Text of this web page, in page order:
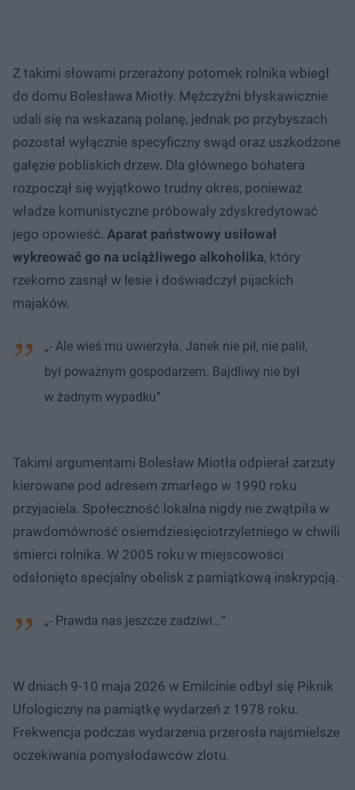
Z takimi słowami przerażony potomek rolnika wbiegł
do domu Bolesława Miotły. Mężczyźni błyskawicznie
udali się na wskazaną polanę, jednak po przybyszach
pozostał wyłącznie specyficzny swąd oraz uszkodzone
gałęzie pobliskich drzew. Dla głównego bohatera
rozpoczął się wyjątkowo trudny okres, ponieważ
władze komunistyczne próbowały zdyskredytować
jego opowieść. Aparat państwowy usiłował
wykreować go na uciążliwego alkoholika, który
rzekomo zasnął w lesie i doświadczył pijackich
majaków.
„- Ale wieś mu uwierzyła. Janek nie pił, nie palił,
był poważnym gospodarzem. Bajdliwy nie był
w żadnym wypadku”
Takimi argumentami Bolesław Miotła odpierał zarzuty
kierowane pod adresem zmarłego w 1990 roku
przyjaciela. Społeczność lokalna nigdy nie zwątpiła w
prawdomówność osiemdziesięciotrzyletniego w chwili
śmierci rolnika. W 2005 roku w miejscowości
odsłonięto specjalny obelisk z pamiątkową inskrypcją.
„- Prawda nas jeszcze zadziwi...”
W dniach 9-10 maja 2026 w Emilcinie odbył się Piknik
Ufologiczny na pamiątkę wydarzeń z 1978 roku.
Frekwencja podczas wydarzenia przerosła najśmielsze
oczekiwania pomysłodawców zlotu.